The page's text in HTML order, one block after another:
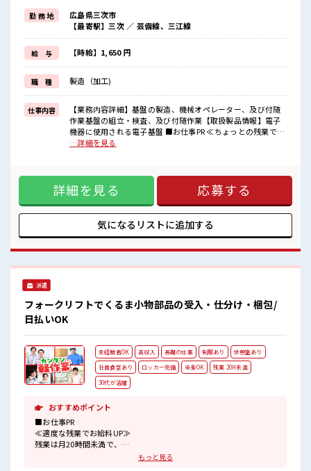
家族や友人と一緒にプライベート満喫！
≪モチベーションもUP≫
派手過ぎなければ髪型や髪色自由♪
(規定有)≪ラクラク制服アリ≫
制服があるので、
毎日の服装の悩み解消♪
≪初めての仕事だけど自分にもできそう≫
新しいことにチャレンジするのは不安だけど、
しっかり働く環境が整っています！
イチからスキルUP・ステップUP目指していきましょう！
■職場の雰囲気
髪型・髪色自由♪
休憩室で楽しくランチ♪
時間があれば昼寝もしちゃおう！
ロッカーあり！
安心してお仕事に集中♪
勤 務 地
広島県三次市
【最寄駅】三次 ／ 芸備線、三江線
給 与 【時給】1,650 円
職 種 製造（加工)
仕事内容
【業務内容詳細】基盤の製造、機械オペレーター、及び付随
作業基盤の組立・検査、及び付随作業【取扱製品情報】電子
機器に使用される電子基盤 ■お仕事PR ≪ちょっとの残業で収
入アップ≫ 残業は月20時間未満で、 ほどよく稼げます♪ ≪土
(規定有)≪ラクラク制服アリ≫ 制服があるので、 毎日の服装
の悩み解消♪ ≪初めての仕事だけど自分にもできそう≫ 新し
いことにチャレンジするのは不安だけど、 しっかり働く環境
が整っています！ イチからスキルUP・ステップUP目指して
いきましょう！ ■職場の雰囲気 髪型・髪色自由♪ 派手過ぎな
ければOKだから、 モチベーションもUP！ 休憩室で楽しくラ
してお仕事に集中♪
…詳細を見る
詳細を見る 応募する
気になるリストに追加する
派遣
フォークリフトでくるま小物部品の受入・仕分け・梱包/
日払いOK
未経験者OK 高収入 長期の仕事 制服あり
休憩室あり
社員食堂あり
ロッカー完備 染髪OK
残業 20H未満
30代が活躍
おすすめポイント
■お仕事PR
≪適度な残業でお給料UP≫
残業は月20時間未満で、
もっと見る